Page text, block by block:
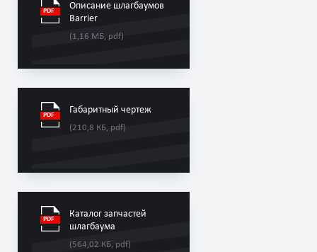
Описание шлагбаумов
Barrier
(1,16 МБ, pdf)
Габаритный чертеж
(210,8 КБ, pdf)
Каталог запчастей
шлагбаумa
(564,02 КБ, pdf)